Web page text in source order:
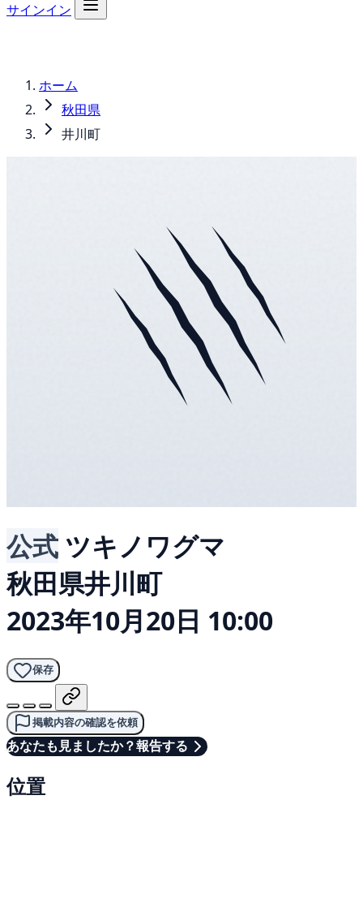
サインイン
ホーム
秋田県
井川町
公式 ツキノワグマ
秋田県井川町
2023年10月20日 10:00
保存
掲載内容の確認を依頼
あなたも見ましたか？報告する
位置